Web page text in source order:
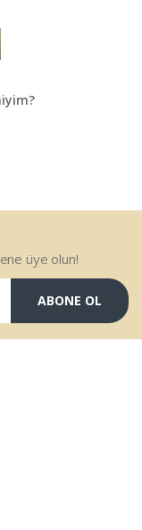
üye olun!
ABONE OL